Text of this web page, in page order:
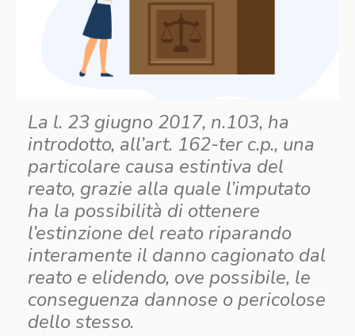
La l. 23 giugno 2017, n.103, ha
introdotto, all’art. 162-ter c.p., una
particolare causa estintiva del
reato, grazie alla quale l’imputato
ha la possibilità di ottenere
l’estinzione del reato riparando
interamente il danno cagionato dal
reato e elidendo, ove possibile, le
conseguenza dannose o pericolose
dello stesso.